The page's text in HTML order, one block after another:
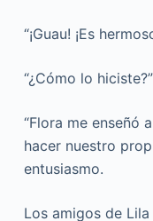
“¡Guau! ¡Es
“¿Cómo lo
“Flora me enseñó
hacer nuestro
entusiasmo.
Los amigos de